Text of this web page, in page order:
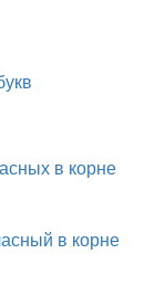
в корне
в корне